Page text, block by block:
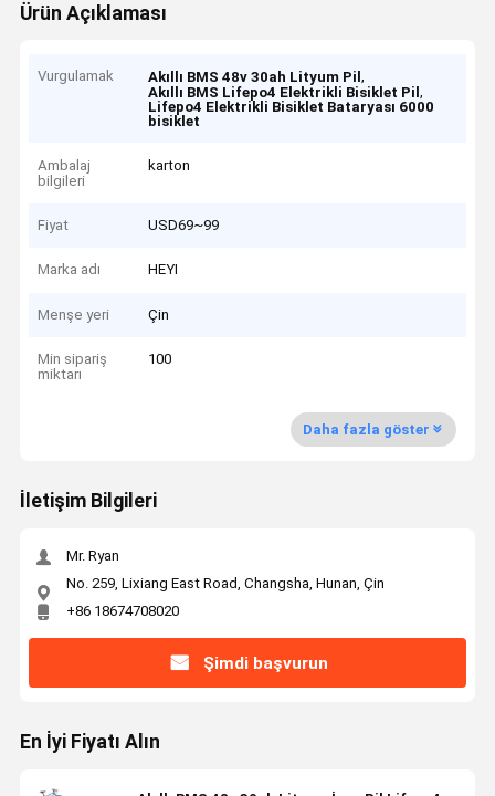
Ürün Açıklaması
Vurgulamak Akıllı BMS 48v 30ah Lityum Pil,
Akıllı BMS Lifepo4 Elektrikli Bisiklet Pil,
Lifepo4 Elektrikli Bisiklet Bataryası 6000
bisiklet
Ambalaj
bilgileri
karton
Fiyat USD69~99
Marka adı HEYI
Menşe yeri Çin
Min sipariş
miktarı
100
Daha fazla göster
İletişim Bilgileri
Mr. Ryan
No. 259, Lixiang East Road, Changsha, Hunan, Çin
+86 18674708020
Şimdi başvurun
En İyi Fiyatı Alın